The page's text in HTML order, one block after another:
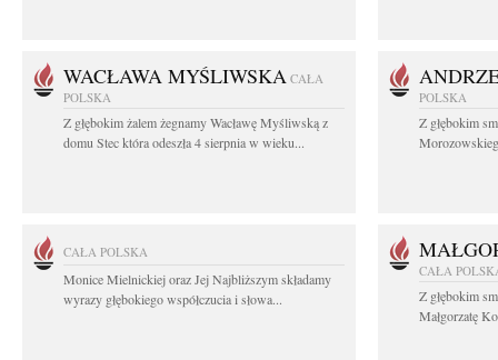
WACŁAWA MYŚLIWSKA CAŁA
POLSKA
Z głębokim żalem żegnamy Wacławę Myśliwską z
domu Stec która odeszła 4 sierpnia w wieku...
POLSKA
Z głębokim
CAŁA POLSKA
Monice Mielnickiej oraz Jej Najbliższym składamy
wyrazy głębokiego współczucia i słowa...
CAŁA
Z głębokim
Małgorzatę